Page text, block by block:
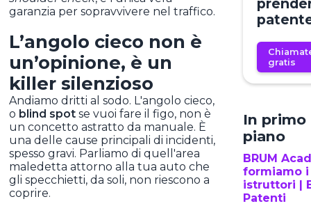
garanzia per sopravvivere nel traffico.
L’angolo cieco non è
un’opinione, è un
killer silenzioso
Andiamo dritti al sodo. L'angolo cieco,
o blind spot se vuoi fare il figo, non è
un concetto astratto da manuale. È
una delle cause principali di incidenti,
spesso gravi. Parliamo di quell'area
maledetta attorno alla tua auto che
gli specchietti, da soli, non riescono a
coprire.
gratis
In primo
piano
BRUM
formiamo
istruttori |
Patenti